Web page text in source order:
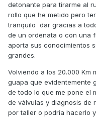
detonante para tirarme al
rollo que he metido pero
tranquilo dar gracias a
de un ordenata o con una
aporta sus conocimientos
grandes.
Volviendo a los 20.000 Km
guapa que evidentemente
de todo lo que me pone el
de válvulas y diagnosis de
por taller o podría hacerlo